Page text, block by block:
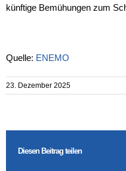
künftige Bemühungen zum
Quelle: ENEMO
23. Dezember 2025
Diesen Beitrag teilen